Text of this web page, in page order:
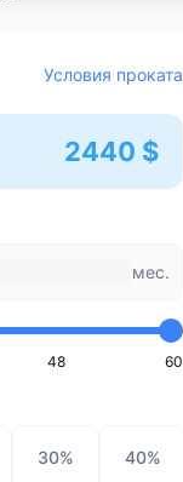
Условия проката
2440 $
мес.
48 60
30% 40%